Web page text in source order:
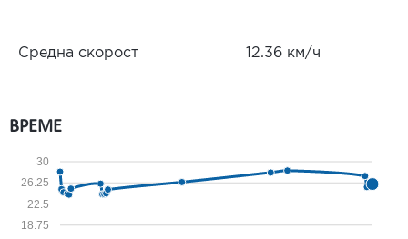
Средна скорост 12.36 км/ч
ВРЕМЕ
18.75
22.5
26.25
30